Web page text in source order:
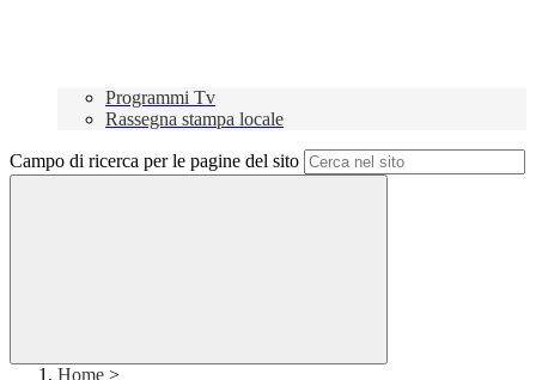
Programmi Tv
Rassegna stampa locale
Campo di ricerca per le pagine del sito
Home >